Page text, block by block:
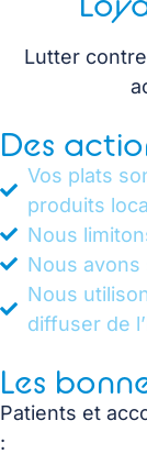
Lutter
Des
Vos plats
produits
Nous
Nous avons
Nous
diffuser de
Les
Patients et
: